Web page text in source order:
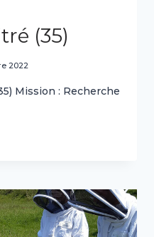
(35)
2022
Mission : Recherche